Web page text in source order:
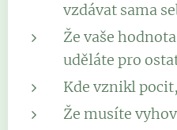
vzdávat sama
Že vaše
uděláte pro
Kde vznikl
Že musíte